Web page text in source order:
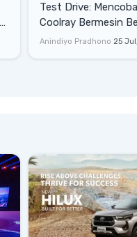
Test Drive: Mencoba Geely
Coolray Bermesin
di Sirkuit Mandalika
Anindiyo Pradhono 25